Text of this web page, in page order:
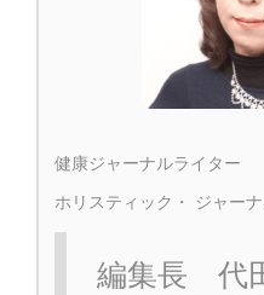
健康ジャーナルライター
ホリスティック・ ジャー
編集長 代